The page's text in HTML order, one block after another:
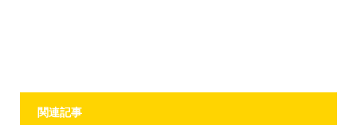
関連記事